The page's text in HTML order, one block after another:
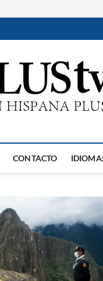
CONTACTO